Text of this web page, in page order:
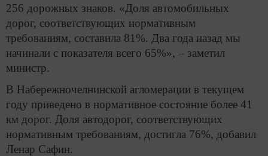
256 дорожных знаков. «Доля автомобильных
дорог, соответствующих нормативным
требованиям, составила 81%. Два года назад мы
начинали с показателя всего 65%», – заметил
министр.
В Набережночелнинской агломерации в текущем
году приведено в нормативное состояние более 41
км дорог. Доля автодорог, соответствующих
нормативным требованиям, достигла 76%, добавил
Ленар Сафин.